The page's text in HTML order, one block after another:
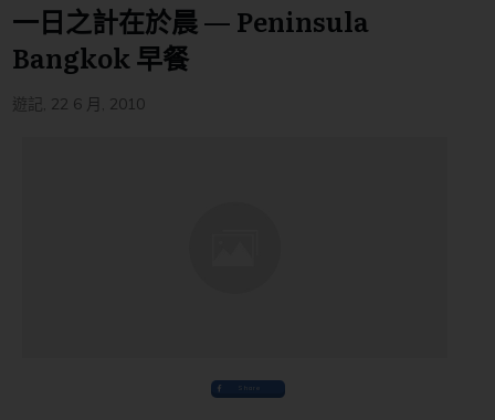
一日之計在於晨 — Peninsula
Bangkok 早餐
遊記, 22 6 月, 2010
Share